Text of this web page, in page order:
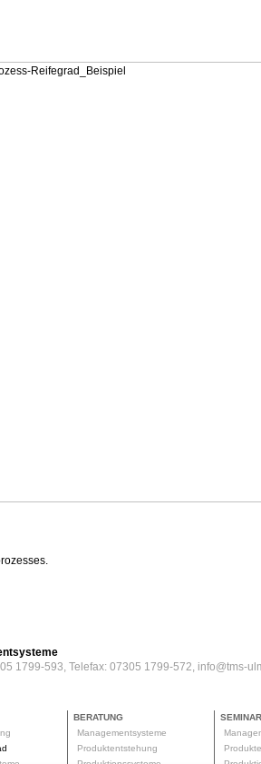
1799-593, Telefax: 07305 1799-572, info@tms-
BERATUNG
Managementsysteme
Produktentstehung